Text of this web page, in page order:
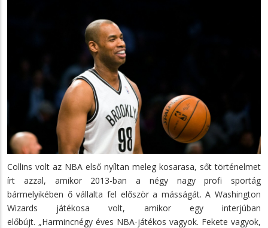
Collins volt az NBA első nyíltan meleg kosarasa, sőt történelmet
írt azzal, amikor 2013-ban a négy nagy profi sportág
bármelyikében ő vállalta fel először a másságát. A Washington
Wizards játékosa volt, amikor egy interjúban
előbújt. „Harmincnégy éves NBA-játékos vagyok. Fekete vagyok,